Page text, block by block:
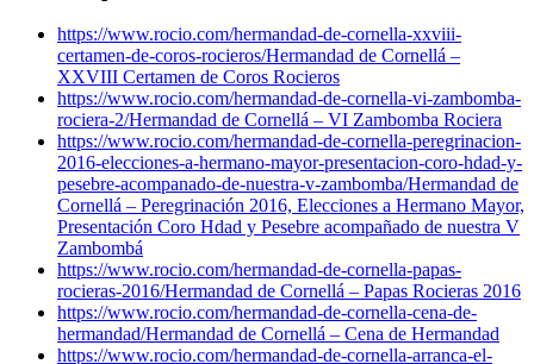
https://www.rocio.com/hermandad-de-cornella-xxviii-
certamen-de-coros-rocieros/Hermandad de Cornellá –
XXVIII Certamen de Coros Rocieros
https://www.rocio.com/hermandad-de-cornella-vi-zambomba-
rociera-2/Hermandad de Cornellá – VI Zambomba Rociera
https://www.rocio.com/hermandad-de-cornella-peregrinacion-
2016-elecciones-a-hermano-mayor-presentacion-coro-hdad-y-
pesebre-acompanado-de-nuestra-v-zambomba/Hermandad de
Cornellá – Peregrinación 2016, Elecciones a Hermano Mayor,
Presentación Coro Hdad y Pesebre acompañado de nuestra V
Zambombá
https://www.rocio.com/hermandad-de-cornella-papas-
rocieras-2016/Hermandad de Cornellá – Papas Rocieras 2016
https://www.rocio.com/hermandad-de-cornella-cena-de-
hermandad/Hermandad de Cornellá – Cena de Hermandad
https://www.rocio.com/hermandad-de-cornella-arranca-el-